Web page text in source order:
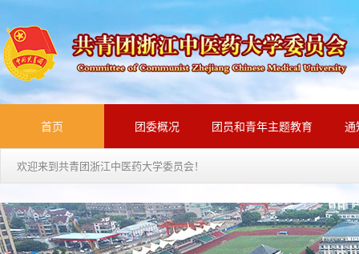
首页 团委概况 团员和青年主题教育 通
欢迎来到共青团浙江中医药大学委员会！